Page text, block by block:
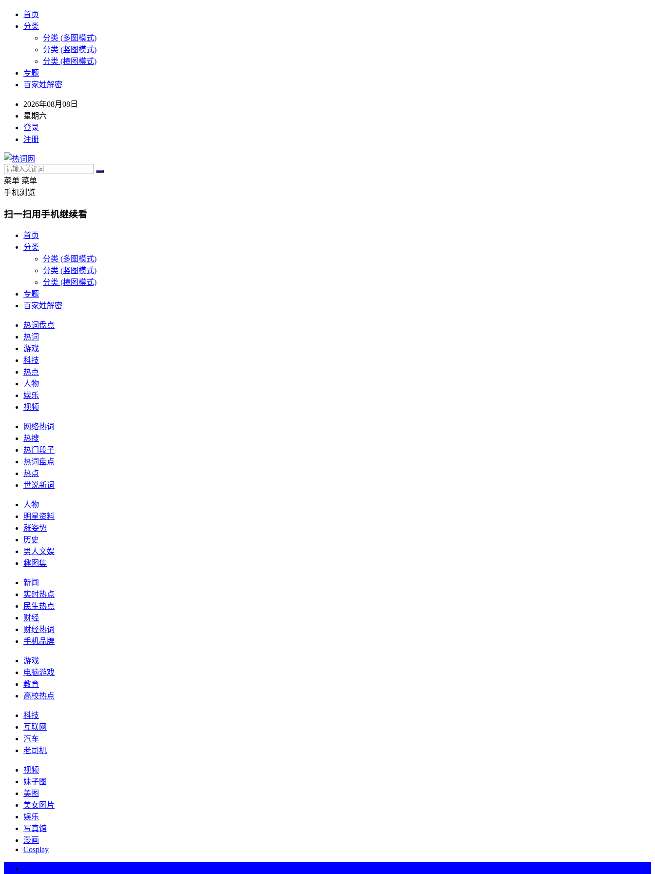
首页
分类
分类 (多图模式)
分类 (竖图模式)
分类 (横图模式)
专题
百家姓解密
2026年08月08日
星期六
登录
注册
菜单 菜单
手机浏览
扫一扫用手机继续看
首页
分类
分类 (多图模式)
分类 (竖图模式)
分类 (横图模式)
专题
百家姓解密
热词盘点
热词
游戏
科技
热点
人物
娱乐
视频
网络热词
热搜
热门段子
热词盘点
热点
世说新词
人物
明星资料
涨姿势
历史
男人文娱
趣图集
新闻
实时热点
民生热点
财经
财经热词
手机品牌
游戏
电脑游戏
教育
高校热点
科技
互联网
汽车
老司机
视频
妹子图
美图
美女图片
娱乐
写真馆
漫画
Cosplay